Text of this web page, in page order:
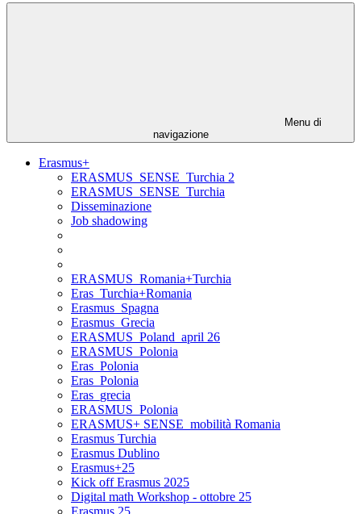
Menu di
navigazione
Erasmus+
ERASMUS_SENSE_Turchia 2
ERASMUS_SENSE_Turchia
Disseminazione
Job shadowing
ERASMUS_Romania+Turchia
Eras_Turchia+Romania
Erasmus_Spagna
Erasmus_Grecia
ERASMUS_Poland_april 26
ERASMUS_Polonia
Eras_Polonia
Eras_Polonia
Eras_grecia
ERASMUS_Polonia
ERASMUS+ SENSE_mobilità Romania
Erasmus Turchia
Erasmus Dublino
Erasmus+25
Kick off Erasmus 2025
Digital math Workshop - ottobre 25